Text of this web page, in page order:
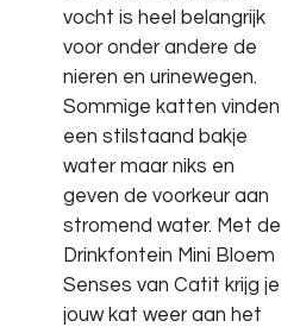
vocht is heel belangrijk
voor onder andere de
nieren en urinewegen.
Sommige katten vinden
een stilstaand bakje
water maar niks en
geven de voorkeur aan
stromend water. Met de
Drinkfontein Mini Bloem
Senses van Catit krijg je
jouw kat weer aan het